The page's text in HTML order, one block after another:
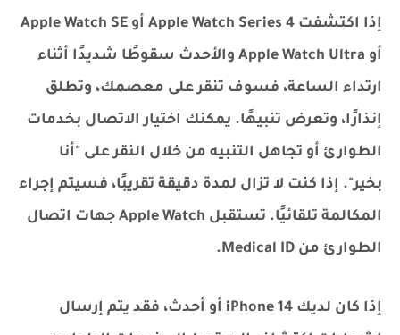
إذا اكتشفت Apple Watch Series 4 أو Apple Watch SE
أو Apple Watch Ultra والأحدث سقوطًا شديدًا أثناء
ارتداء الساعة، فسوف تنقر على معصمك، وتطلق
إنذارًا، وتعرض تنبيهًا. يمكنك اختيار الاتصال بخدمات
الطوارئ أو تجاهل التنبيه من خلال النقر على "أنا
بخير". إذا كنت لا تزال لمدة دقيقة تقريبًا، فسيتم إجراء
المكالمة تلقائيًا. تستقبل Apple Watch جهات اتصال
الطوارئ من Medical ID.
إذا كان لديك iPhone 14 أو أحدث، فقد يتم إرسال